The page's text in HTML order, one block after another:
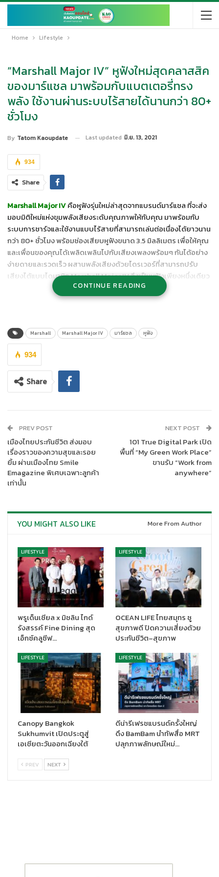
Home Lifestyle
“Marshall Major IV” หูฟังใหม่สุดคลาสสิค
ของมาร์แชล มาพร้อมกับแบตเตอรี่ทรง
พลัง ใช้งานผ่านระบบไร้สายได้นานกว่า 80+
ชั่วโมง
By Tatom Kaoupdate Last updated มิ.ย. 13, 2021
934
Share
Marshall Major IVคือหูฟังรุ่นใหม่ล่าสุดจากแบรนด์มาร์แชล ที่จะส่ง
มอบมิติใหม่แห่งขุมพลังเสียงระดับคุณภาพให้กับคุณ มาพร้อมกับ
ระบบการชาร์จและใช้งานแบบไร้สายที่สามารถเล่นต่อเนื่องได้ยาวนาน
กว่า 80+ ชั่วโมง พร้อมช่องเสียบหูฟังขนาด 3.5 มิลลิเมตร เพื่อให้คุณ
และเพื่อนของคุณได้เพลิดเพลินไปกับเสียงเพลงพร้อมๆ กันได้อย่าง
ง่ายดายและรวดเร็ว ผสานพลังเสียงด้วยไดรเวอร์ที่สามารถปรับ
เสียงได้แบบไดนามิก Marshall Major IV จึงเป็นหูฟังเพียงหนึ่งเดียว
ที่สามารถให้เสียงเบสดุดัน หรือเสียงโหมดกลางนุ่มละมุน และเสียง
ปลายแหลมที่ชัดเจนมีมิติ
ด้วยดีไซน์แบบใหม่ที่รองรับกับสรีระผู้ใช้มากกว่าเดิม คุณจึงมั่นใจได้ว่า
ประสบการณ์การฟังเสียงของคุณจะเป็นประสบการณ์ที่เต็มเปี่ยมไป
ด้วยอรรถรสให้รายละเอียดเสียงแบบครบครันและไม่เป็นรองใคร ไม่
เพียงเท่านั้นมาร์แชลยังจะสร้างคุณค่าอันเป็นเอกลักษณ์ในเรื่องของ
การดีไซน์ ที่ไม่ละทิ้งรูปลักษณ์เดิมในความงดงามสไตล์คลาสสิค แต่
เพิ่มฟังก์ชั่นตัวล็อคแบบใหม่ที่สร้างขึ้นมาเพื่อให้พับเก็บได้ง่ายและมี
ป้องกันการฉีกขาดจากการใช้งานมากเกินไปและปุ่มควบคุมที่สามารถ
ออกหลายคำสั่งได้ในปุ่มเดียว, หนังพิมพ์ลายสีดำ และโลโก้ตัวอักษร
ทนทานไม่แพ้ใครอีกด้วย
นอกจากนี้ ด้วยปุ่มควบคุมที่ถูกออกแบบมาให้ใช้งานได้ทั้งบนตัวหูฟัง
และบนอุปกรณ์ของคุณ คุณจึงสามารถกดเล่น,หยุดการเล่นชั่วคราว,
เล่นเพลงแบบสุ่ม, ปรับลดระดับความดังของตัวอุปกรณ์ รวมไปถึง
เปิดหรือปิดตัวหูฟังได้ด้วยเช่นกัน และคุณยังสามารถใช้งานร่วมกัน
กับฟังก์ชันบนโทรศัพท์ของคุณอย่างเช่นเช่น กดรับสาย, ปฏิเสธสาย
โทรเข้า, หรือวางสายได้ง่ายดายเพียงแค่ปลายนิ้วได้อีกด้วย
ช้อปสินค้า Marshall ได้แล้ววันนี้ที่
https://www.ashop.asia/
CONTINUE READING
Marshall Marshall Major IV มาร์แชล หูฟัง
934
Share
PREV POST
เมืองไทยประกันชีวิต ส่งมอบ
เรื่องราวของความสุขและรอย
ยิ้ม ผ่านเมืองไทย Smile
Emagazine พิเศษเฉพาะลูกค้า
เท่านั้น
NEXT POST
101 True Digital Park เปิด
พื้นที่ “My Green Work Place”
ขานรับ “Work from
anywhere”
YOU MIGHT ALSO LIKE More From Author
LIFESTYLE
พรูเด็นเชียล x มิชลิน ไกด์
รังสรรค์ Fine Dining สุด
เอ็กซ์คลูซีฟ…
LIFESTYLE
OCEAN LIFE ไทยสมุทร ชู
สุขภาพดี ปิดความเสี่ยงด้วย
ประกันชีวิต–สุขภาพ
LIFESTYLE
Canopy Bangkok
Sukhumvit เปิดประตูสู่
เอเชียตะวันออกเฉียงใต้
LIFESTYLE
ดีน่ารีเฟรชแบรนด์ครั้งใหญ่
ดึง BamBam นำทัพสื่อ MRT
ปลุกภาพลักษณ์ใหม่…
PREV NEXT